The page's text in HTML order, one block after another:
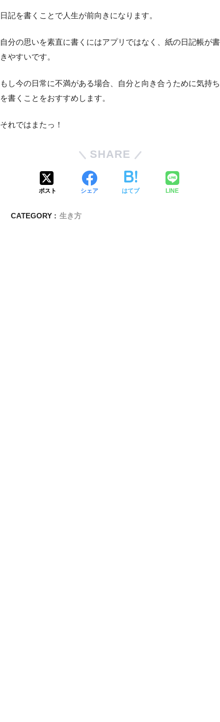
日記を書くことで人生が前向きになります。
自分の思いを素直に書くにはアプリではなく、紙の日記帳が書
きやすいです。
もし今の日常に不満がある場合、自分と向き合うために気持ち
を書くことをおすすめします。
それではまたっ！
SHARE
ポスト シェア はてブ LINE
CATEGORY : 生き方